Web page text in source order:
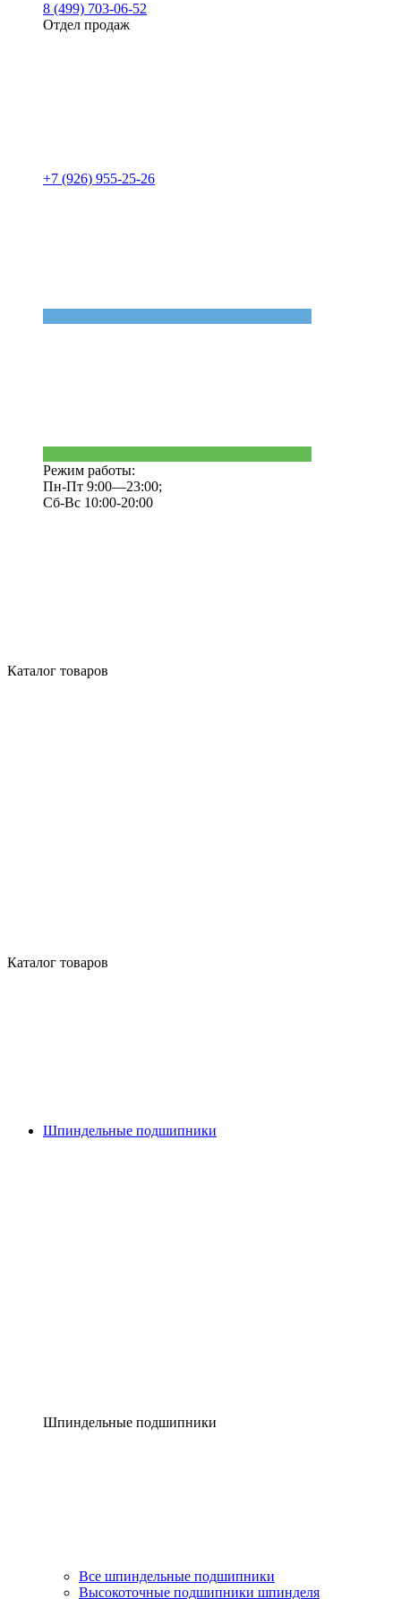
8 (499) 703-06-52
Отдел продаж
+7 (926) 955-25-26
Режим работы:
Пн-Пт 9:00—23:00;
Сб-Вс 10:00-20:00
Каталог товаров
Каталог товаров
Шпиндельные подшипники
Шпиндельные подшипники
Все шпиндельные подшипники
Высокоточные подшипники шпинделя